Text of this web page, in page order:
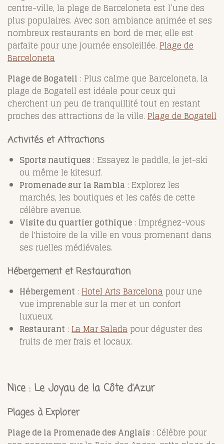
centre-ville, la plage de Barceloneta est l’une des
plus populaires. Avec son ambiance animée et ses
nombreux restaurants en bord de mer, elle est
parfaite pour une journée ensoleillée. Plage de
Barceloneta
Plage de Bogatell : Plus calme que Barceloneta, la
plage de Bogatell est idéale pour ceux qui
cherchent un peu de tranquillité tout en restant
proches des attractions de la ville. Plage de Bogatell
Activités et Attractions
Sports nautiques : Essayez le paddle, le jet-ski
ou même le kitesurf.
Promenade sur la Rambla : Explorez les
marchés, les boutiques et les cafés de cette
célèbre avenue.
Visite du quartier gothique : Imprégnez-vous
de l'histoire de la ville en vous promenant dans
ses ruelles médiévales.
Hébergement et Restauration
Hébergement : Hotel Arts Barcelona pour une
vue imprenable sur la mer et un confort
luxueux.
Restaurant : La Mar Salada pour déguster des
fruits de mer frais et locaux.
Nice : Le Joyau de la Côte d’Azur
Plages à Explorer
Plage de la Promenade des Anglais : Célèbre pour